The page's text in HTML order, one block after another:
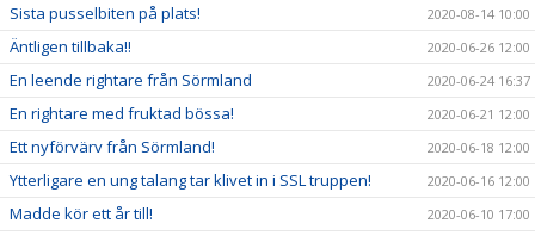
Sista pusselbiten på plats! 2020-08-14 10:00
Äntligen tillbaka!! 2020-06-26 12:00
En leende rightare från Sörmland 2020-06-24 16:37
En rightare med fruktad bössa! 2020-06-21 12:00
Ett nyförvärv från Sörmland! 2020-06-18 12:00
Ytterligare en ung talang tar klivet in i SSL truppen! 2020-06-16 12:00
Madde kör ett år till! 2020-06-10 17:00